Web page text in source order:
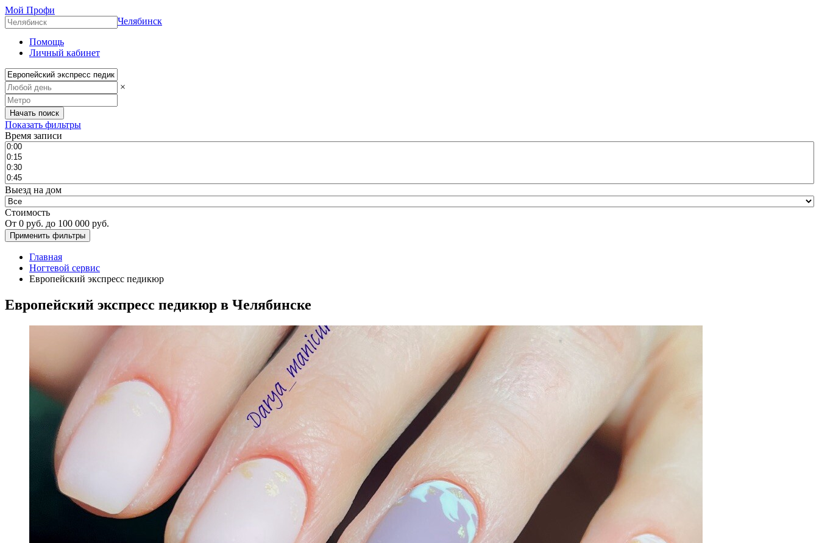
Мой Профи
Челябинск
Помощь
Личный кабинет
×
Показать фильтры
Время записи
Выезд на дом
Стоимость
От 0 руб. до 100 000 руб.
Главная
Ногтевой сервис
Европейский экспресс педикюр
Европейский экспресс педикюр в Челябинске